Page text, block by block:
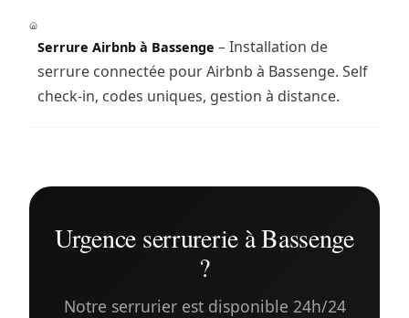
Serrure Airbnb à Bassenge – Installation de
serrure connectée pour Airbnb à Bassenge. Self
check-in, codes uniques, gestion à distance.
Urgence serrurerie à Bassenge
?
Notre serrurier est disponible 24h/24